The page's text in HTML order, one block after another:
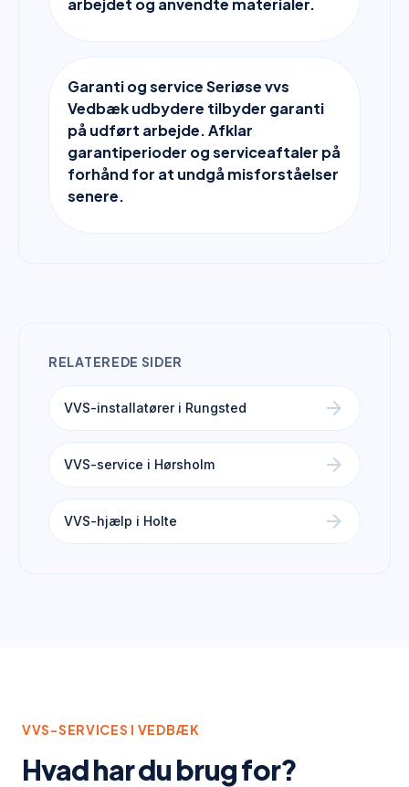
arbejdet og anvendte materialer.
Garanti og service Seriøse vvs
Vedbæk udbydere tilbyder garanti
på udført arbejde. Afklar
garantiperioder og serviceaftaler på
forhånd for at undgå misforståelser
senere.
RELATEREDE SIDER
VVS-installatører i Rungsted arrow_forward
VVS-service i Hørsholm arrow_forward
VVS-hjælp i Holte arrow_forward
VVS-SERVICES I VEDBÆK
Hvad har du brug for?